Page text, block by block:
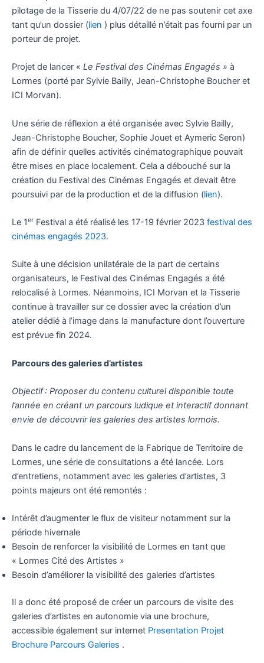
pilotage de la Tisserie du 4/07/22 de ne pas soutenir cet axe
tant qu’un dossier (lien ) plus détaillé n’était pas fourni par un
porteur de projet.
Projet de lancer « Le Festival des Cinémas Engagés » à
Lormes (porté par Sylvie Bailly, Jean-Christophe Boucher et
ICI Morvan).
Une série de réflexion a été organisée avec Sylvie Bailly,
Jean-Christophe Boucher, Sophie Jouet et Aymeric Seron)
afin de définir quelles activités cinématographique pouvait
être mises en place localement. Cela a débouché sur la
création du Festival des Cinémas Engagés et devait être
poursuivi par de la production et de la diffusion (lien).
Le 1er Festival a été réalisé les 17-19 février 2023 festival des
cinémas engagés 2023.
Suite à une décision unilatérale de la part de certains
organisateurs, le Festival des Cinémas Engagés a été
relocalisé à Lormes. Néanmoins, ICI Morvan et la Tisserie
continue à travailler sur ce dossier avec la création d’un
atelier dédié à l’image dans la manufacture dont l’ouverture
est prévue fin 2024.
Parcours des galeries d’artistes
Objectif : Proposer du contenu culturel disponible toute
l’année en créant un parcours ludique et interactif donnant
envie de découvrir les galeries des artistes lormois.
Dans le cadre du lancement de la Fabrique de Territoire de
Lormes, une série de consultations a été lancée. Lors
d’entretiens, notamment avec les galeries d’artistes, 3
points majeurs ont été remontés :
Intérêt d’augmenter le flux de visiteur notamment sur la
période hivernale
Besoin de renforcer la visibilité de Lormes en tant que
« Lormes Cité des Artistes »
Besoin d’améliorer la visibilité des galeries d’artistes
Il a donc été proposé de créer un parcours de visite des
galeries d’artistes en autonomie via une brochure,
accessible également sur internet Presentation Projet
Brochure Parcours Galeries .